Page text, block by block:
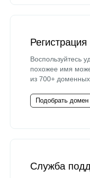
Воспользуйтесь
похожее имя
из 700+ доменных
Подобрать домен
Служба